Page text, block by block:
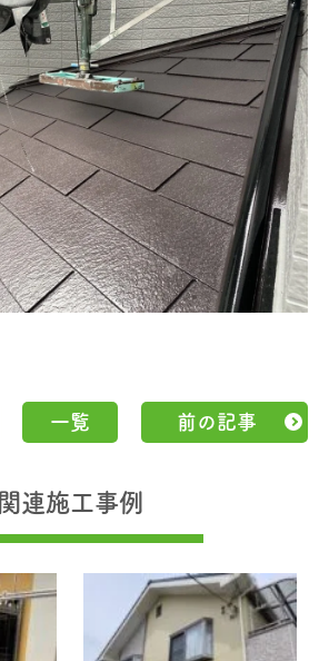
一覧 前の記事
関連施工事例